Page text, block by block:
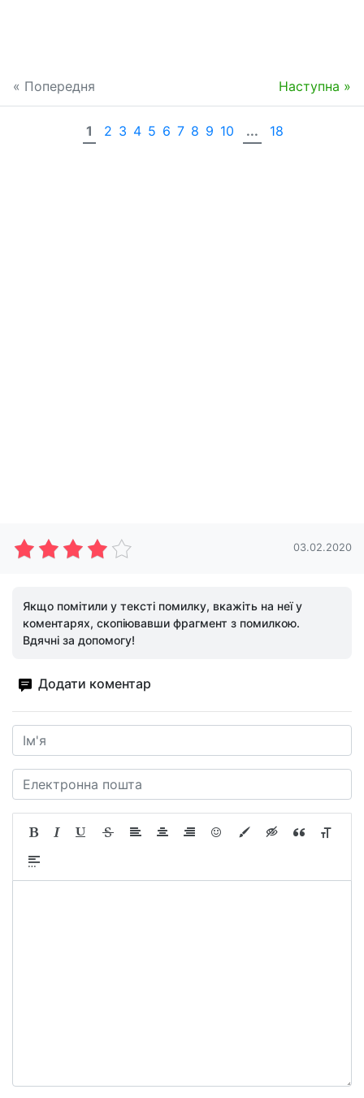
« Попередня Наступна »
1 2 3 4 5 6 7 8 9 10 ... 18
03.02.2020
Якщо помітили у тексті помилку, вкажіть на неї у
коментарях, скопіювавши фрагмент з помилкою.
Вдячні за допомогу!
Додати коментар